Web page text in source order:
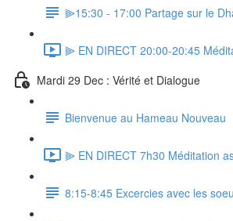
⫸15:30 - 17:00 Partage sur le
⫸ EN DIRECT 20:00-20:45
Mardi 29 Dec : Vérité et Dialogue
Bienvenue au Hameau Nouveau
⫸ EN DIRECT 7h30 Méditation
8:15-8:45 Excercies avec les